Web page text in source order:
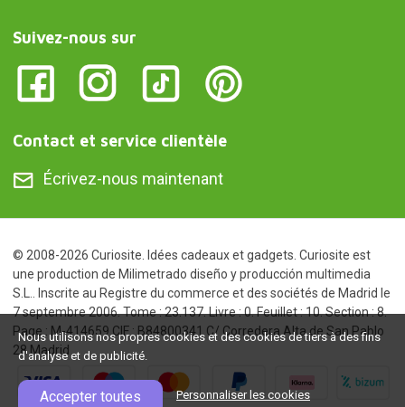
Suivez-nous sur
Contact et service clientèle
Écrivez-nous maintenant
© 2008-2026 Curiosite. Idées cadeaux et gadgets. Curiosite est
une production de Milimetrado diseño y producción multimedia
S.L.. Inscrite au Registre du commerce et des sociétés de Madrid le
7 septembre 2006. Tome : 23.137. Livre : 0. Feuillet : 10. Section : 8.
Page : M-414659 CIF : B84800341 C/ Corredera Alta de San Pablo
28 Madrid
Nous utilisons nos propres cookies et des cookies de tiers à des fins
d'analyse et de publicité.
Accepter toutes Personnaliser les cookies